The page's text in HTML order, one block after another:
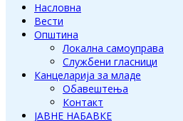
Насловна
Вести
Општина
Локална самоуправа
Службени гласници
Канцеларија за младе
Обавештења
Контакт
ЈАВНЕ НАБАВКЕ